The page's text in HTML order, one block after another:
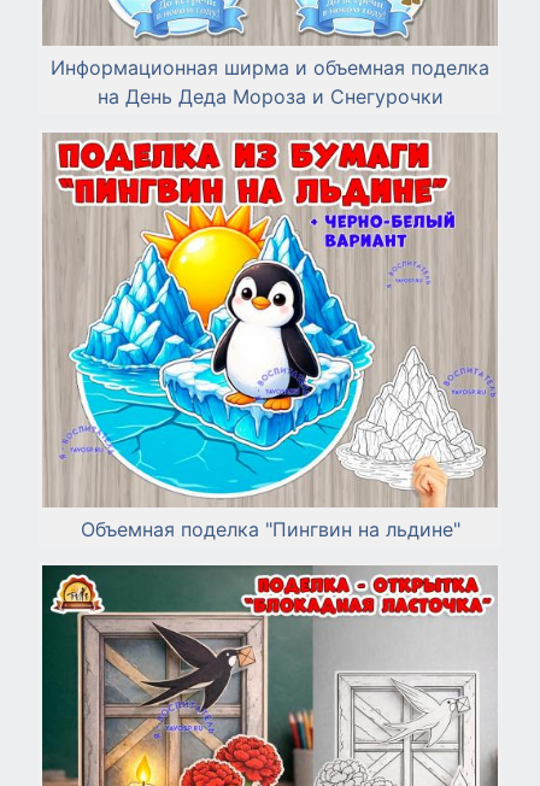
Информационная ширма и объемная поделка
на День Деда Мороза и Снегурочки
Объемная поделка "Пингвин на льдине"